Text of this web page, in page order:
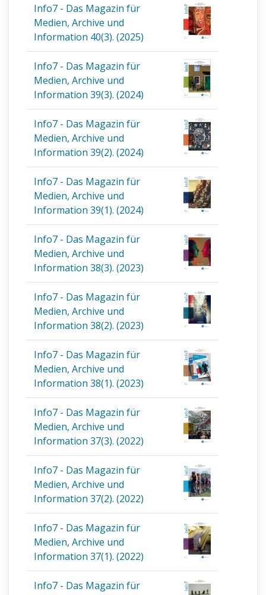
Info7 - Das Magazin für
Medien, Archive und
Information 40(3). (2025)
Info7 - Das Magazin für
Medien, Archive und
Information 39(3). (2024)
Info7 - Das Magazin für
Medien, Archive und
Information 39(2). (2024)
Info7 - Das Magazin für
Medien, Archive und
Information 39(1). (2024)
Info7 - Das Magazin für
Medien, Archive und
Information 38(3). (2023)
Info7 - Das Magazin für
Medien, Archive und
Information 38(2). (2023)
Info7 - Das Magazin für
Medien, Archive und
Information 38(1). (2023)
Info7 - Das Magazin für
Medien, Archive und
Information 37(3). (2022)
Info7 - Das Magazin für
Medien, Archive und
Information 37(2). (2022)
Info7 - Das Magazin für
Medien, Archive und
Information 37(1). (2022)
Info7 - Das Magazin für